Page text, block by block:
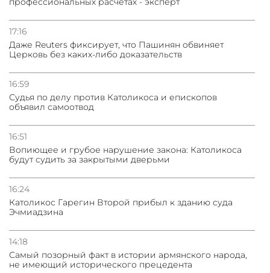
17:16
Даже Reuters фиксирует, что Пашинян обвиняет
Церковь без каких-либо доказательств
16:59
Судья по делу против Католикоса и епископов
объявил самоотвод
16:51
Вопиющее и грубое нарушение закона: Католикоса
будут судить за закрытыми дверьми
16:24
Католикос Гарегин Второй прибыл к зданию суда
Эчмиадзина
14:18
Самый позорный факт в истории армянского народа,
не имеющий исторического прецедента
31.07.2026
Сотрудничество и очереди – детали визита главы
погрануправления СНБ Армении в Тбилиси